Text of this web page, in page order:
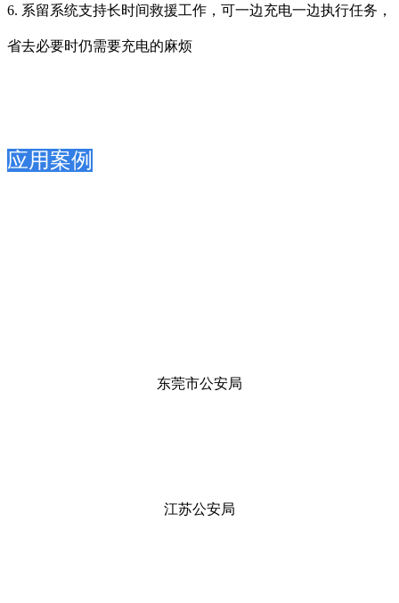
6. 系留系统支持长时间救援工作，可一边充电一边执行任务，
省去必要时仍需要充电的麻烦
应用案例
东莞市公安局
江苏公安局